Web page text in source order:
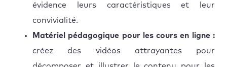
évidence leurs caractéristiques et leur
convivialité.
Matériel pédagogique pour les cours en ligne :
créez des vidéos attrayantes pour